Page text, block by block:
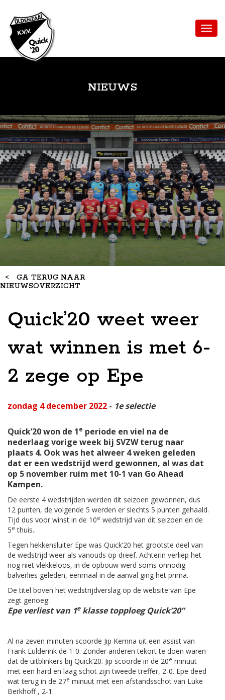
NIEUWS
< GA TERUG NAAR
NIEUWSOVERZICHT
Quick’20 weet weer
wat winnen is met 6-
2 zege op Epe
zondag 4 december 2022 - 1e selectie
Quick’20 won de 1e periode en viel na de
nederlaag vorige week bij SVZW terug naar
plaats 4. Ook was het alweer 4 weken geleden
dat er een wedstrijd werd gewonnen, al was dat
op 5 november ruim met 10-1 van Go Ahead
Kampen.
De eerste 4 wedstrijden werden dit seizoen gewonnen, dus
12 punten, de volgende 5 werden er slechts 5 punten gehaald.
Tijd dus voor winst in de 10e wedstrijd van dit seizoen en de
5e thuis..
Tegen hekkensluiter Epe was Quick’20 het grootste deel van
de wedstrijd weer als vanouds op dreef. Achterin verliep het
nog niet vlekkeloos, in de opbouw werd soms onnodig
balverlies geleden, eenmaal in de aanval ging het prima.
De titel boven het wedstrijdverslag op de website van Epe
zegt genoeg:
Epe verliest van 1eklasse topploeg Quick’20”
Al na zeven minuten scoorde Jip Kemna uit een assist van
Frank Eulderink de 1-0. Zonder anderen tekort te doen waren
dat de uitblinkers bij Quick’20. Jip scoorde in de 20e minuut
met een hard en laag schot zijn tweede treffer, 2-0. Epe deed
wat terug in de 27e minuut met een afstandsschot van Luke
Berkhoff , 2-1.